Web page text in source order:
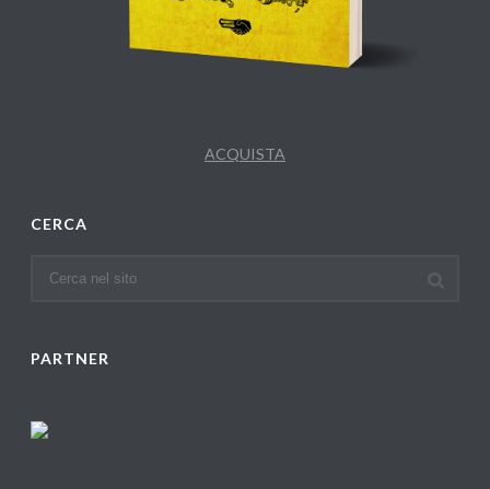
ACQUISTA
CERCA
PARTNER